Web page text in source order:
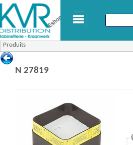
Produits